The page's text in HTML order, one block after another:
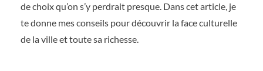
de choix qu’on s’y perdrait presque. Dans cet article, je
te donne mes conseils pour découvrir la face culturelle
de la ville et toute sa richesse.